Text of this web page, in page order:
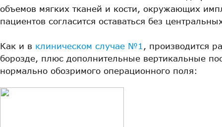
объемов мягких тканей и кости, окружающих
пациентов согласится оставаться без
Как и в клиническом случае №1 , производится
борозде, плюс дополнительные вертикальные
нормально обозримого операционного поля: